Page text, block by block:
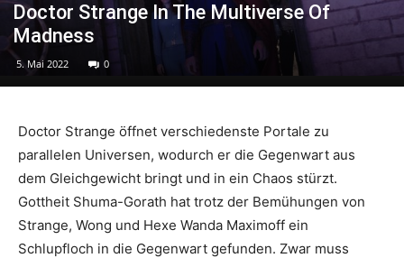
Doctor Strange In The Multiverse Of
Madness
5. Mai 2022 0
Doctor Strange öffnet verschiedenste Portale zu
parallelen Universen, wodurch er die Gegenwart aus
dem Gleichgewicht bringt und in ein Chaos stürzt.
Gottheit Shuma-Gorath hat trotz der Bemühungen von
Strange, Wong und Hexe Wanda Maximoff ein
Schlupfloch in die Gegenwart gefunden. Zwar muss